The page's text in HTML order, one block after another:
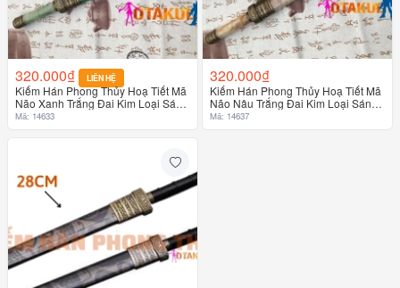
320.000₫ LIÊN HỆ
Kiếm Hán Phong Thủy Hoạ Tiết Mã
Não Xanh Trắng Đai Kim Loại Sáng
- Đồng 42Cm
Mã: 14633
320.000₫
Kiếm Hán Phong Thủy Hoạ Tiết Mã
Não Nâu Trắng Đai Kim Loại Sáng -
Đồng 42Cm
Mã: 14637